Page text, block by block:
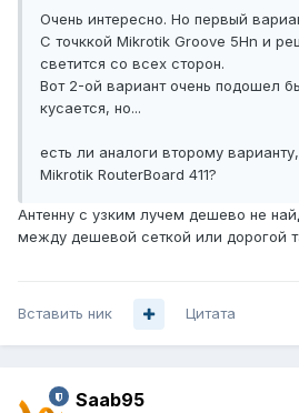
Очень интересно. Но первый
С точккой Mikrotik Groove 5Hn и
светится со всех сторон.
Вот 2-ой вариант очень подошел
кусается, но...
есть ли аналоги второму
Mikrotik RouterBoard 411?
Антенну с узким лучем дешево не
между дешевой сеткой или дорогой
Вставить ник Цитата
Saab95